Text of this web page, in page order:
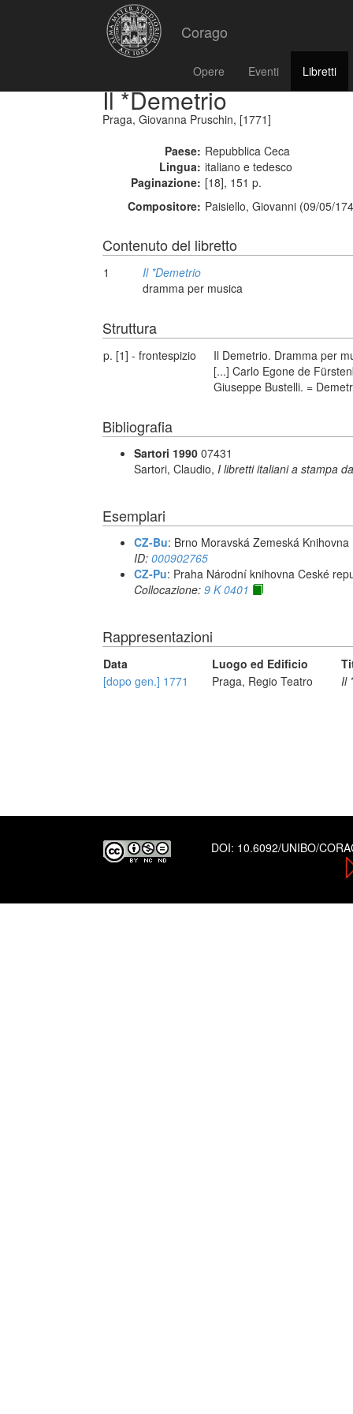
Corago
Opere Eventi Libretti
Il *Demetrio
Praga, Giovanna Pruschin, [1771]
Paese: Repubblica Ceca
Lingua: italiano e tedesco
Paginazione: [18], 151 p.
Compositore: Paisiello, Giovanni (09/05/
Contenuto del libretto
1
Il *Demetrio
dramma per musica
Struttura
p. [1] - frontespizio
Il Demetrio. Dramma per
[...] Carlo Egone de
Giuseppe Bustelli. =
Bibliografia
Sartori 1990 07431
Sartori, Claudio, I libretti italiani a stampa
Esemplari
CZ-Bu: Brno Moravská Zemeská Knihovna
ID: 000902765
CZ-Pu: Praha Národní knihovna Ceské
Collocazione: 9 K 0401
Rappresentazioni
Data Luogo ed Edificio
[dopo gen.] 1771
Praga, Regio Teatro Il
DOI: 10.6092/UNIBO/